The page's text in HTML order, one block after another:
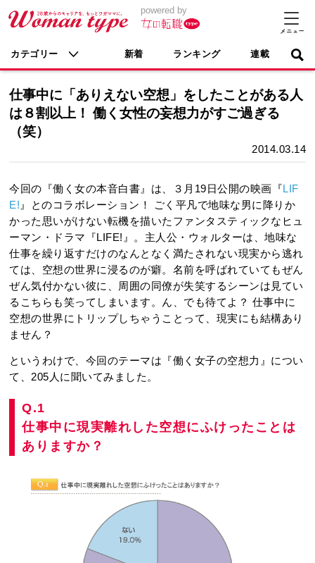
powered by
カテゴリー 新着 ランキング 連載
仕事中に「ありえない空想」をしたことがある人
は８割以上！ 働く女性の妄想力がすご過ぎる
（笑）
2014.03.14
今回の『働く女の本音白書』は、３月19日公開の映画『LIF
E! 』とのコラボレーション！ ごく平凡で地味な男に降りか
かった思いがけない転機を描いたファンタスティックなヒュ
ーマン・ドラマ『LIFE!』。主人公・ウォルターは、地味な
仕事を繰り返すだけのなんとなく満たされない現実から逃れ
ては、空想の世界に浸るのが癖。名前を呼ばれていてもぜん
ぜん気付かない彼に、周囲の同僚が失笑するシーンは見てい
るこちらも笑ってしまいます。ん、でも待てよ？ 仕事中に
空想の世界にトリップしちゃうことって、現実にも結構あり
ません？
というわけで、今回のテーマは『働く女子の空想力』につい
て、205人に聞いてみました。
Q.1
仕事中に現実離れした空想にふけったことは
ありますか？